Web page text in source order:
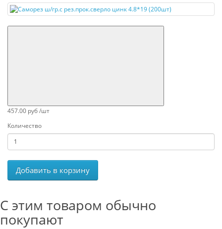
457.00 руб /шт
Количество
Добавить в корзину
С этим товаром обычно
покупают